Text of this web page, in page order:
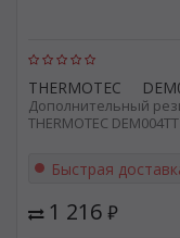
THERMOTEC
Дополнительный
THERMOTEC DEM004TT
Быстрая
1 216 ₽